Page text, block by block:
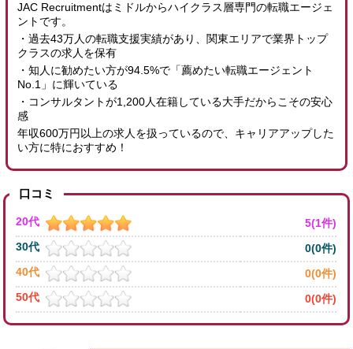
JAC Recruitmentはミドルからハイクラス層専門の転職エージェ
ントです。
・過去43万人の転職支援実績があり、関東エリアで業界トップ
クラスの求人を保有
・知人に勧めたい方が94.5%で「薦めたい転職エージェント
No.1」に輝いている
・コンサルタントが1,200人在籍している大手だからこその安心
感
年収600万円以上の求人を扱っているので、キャリアアップした
い方に特におすすめ！
口コミ
20代
5(1件)
30代
0(0件)
40代
0(0件)
50代
0(0件)